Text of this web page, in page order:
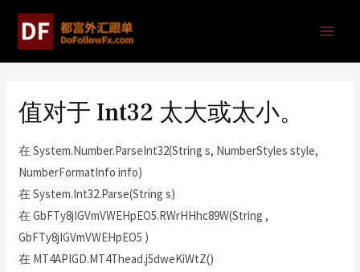
值对于 Int32 太大或太小。
在 System.Number.ParseInt32(String s, NumberStyles style,
NumberFormatInfo info)
在 System.Int32.Parse(String s)
在 GbFTy8jIGVmVWEHpEO5.RWrHHhc89W(String ,
GbFTy8jIGVmVWEHpEO5 )
在 MT4APIGD.MT4Thead.j5dweKiWtZ()